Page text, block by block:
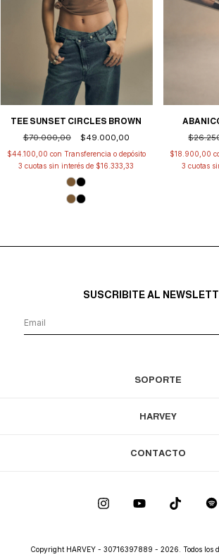
TEE SUNSET CIRCLES BROWN
$70.000,00
$49.000,00
$44.100,00 con Transferencia o depósito
3 cuotas sin interés de $16.333,33
$18.900,00
3 cuotas
SUSCRIBITE AL
SOPORTE
HARVEY
CONTACTO
Copyright HARVEY - 30716397889 - 2026. Todos los